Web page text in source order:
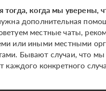
тогда, когда мы уверены,
дополнительная
местные чаты,
или иными местными
Бывают случаи, что
каждого конкретного